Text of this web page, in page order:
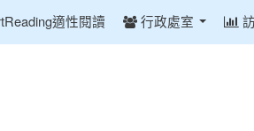
適性閱讀 行政處室